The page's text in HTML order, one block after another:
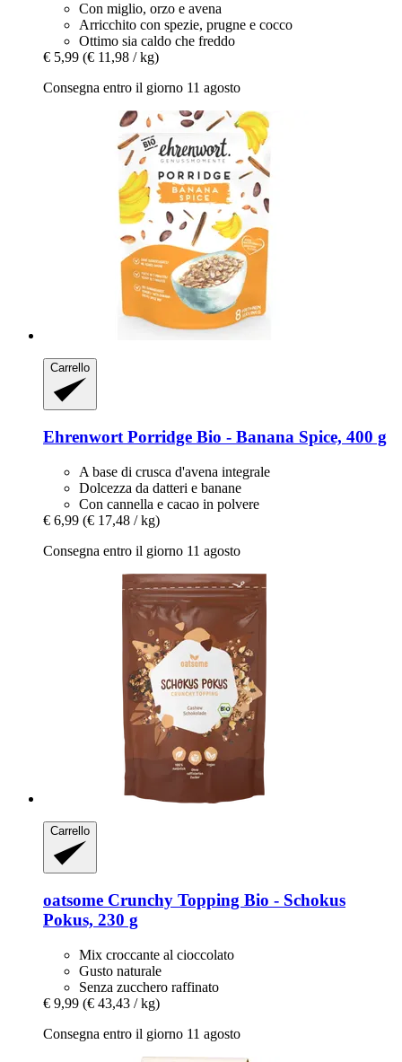
Con miglio, orzo e avena
Arricchito con spezie, prugne e cocco
Ottimo sia caldo che freddo
€ 5,99 (€ 11,98 / kg)
Consegna entro il giorno 11 agosto
Carrello
Ehrenwort Porridge Bio -​ Banana Spice, 400 g
A base di crusca d'avena integrale
Dolcezza da datteri e banane
Con cannella e cacao in polvere
€ 6,99 (€ 17,48 / kg)
Consegna entro il giorno 11 agosto
Carrello
oatsome Crunchy Topping Bio -​ Schokus
Pokus, 230 g
Mix croccante al cioccolato
Gusto naturale
Senza zucchero raffinato
€ 9,99 (€ 43,43 / kg)
Consegna entro il giorno 11 agosto